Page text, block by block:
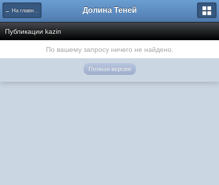
← На главную Долина Теней
Публикации kazin
По вашему запросу ничего не найдено.
Полная версия